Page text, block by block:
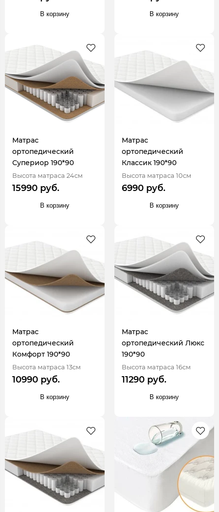
В корзину В корзину
Матрас
ортопедический
Супериор 190*90
Высота матраса 24см
15990 руб.
В корзину
Матрас
ортопедический
Классик 190*90
Высота матраса 10см
6990 руб.
В корзину
Матрас
ортопедический
Комфорт 190*90
Высота матраса 13см
10990 руб.
В корзину
Матрас
ортопедический Люкс
190*90
Высота матраса 16см
11290 руб.
В корзину